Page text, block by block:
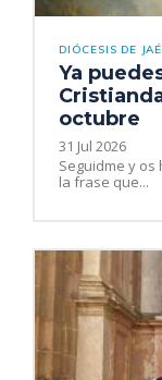
DIÓCESIS DE
Ya
octubre
31 Jul 2026
Seguidme y os
la frase que...